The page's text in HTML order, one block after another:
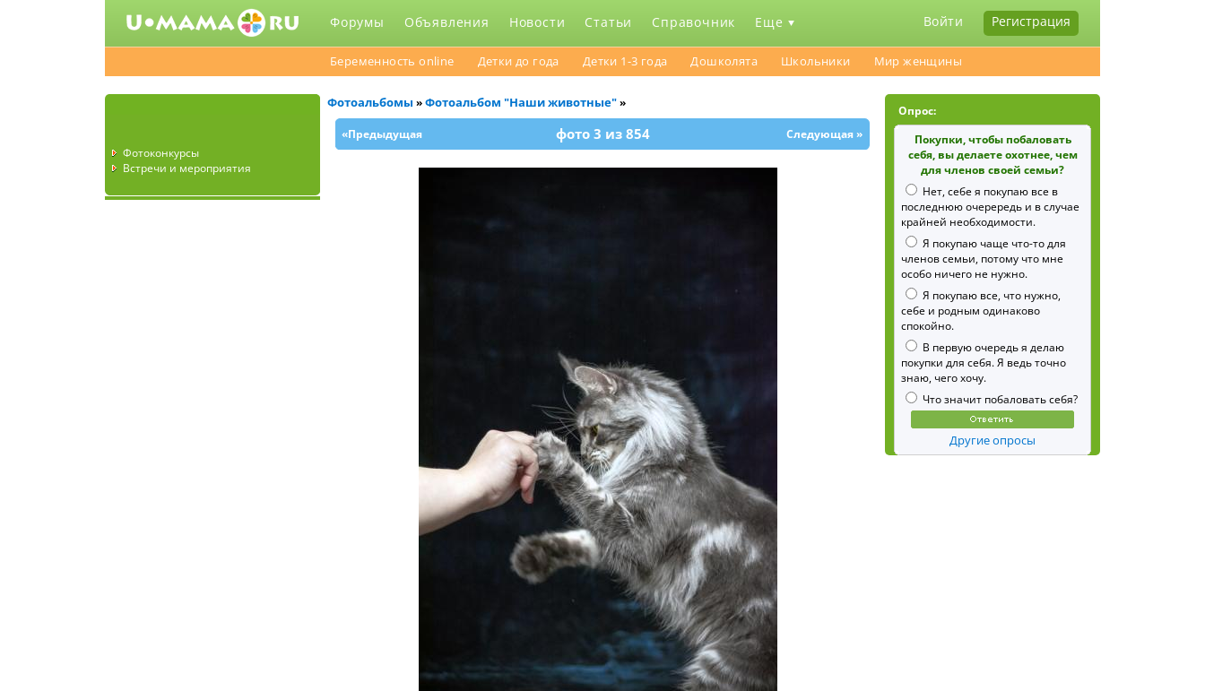
Форумы Объявления Новости Статьи Справочник Еще Войти Регистрация
Беременность online Детки до года Детки 1-3 года Дошколята Школьники Мир женщины
Фотоконкурсы
Встречи и мероприятия
Фотоальбомы »Фотоальбом "Наши животные"»
«Предыдущая фото 3 из 854 Следующая »
Опрос:
Покупки, чтобы побаловать
себя, вы делаете охотнее, чем
для членов своей семьи?
Нет, себе я покупаю все в
последнюю очерередь и в случае
крайней необходимости.
Я покупаю чаще что-то для
членов семьи, потому что мне
особо ничего не нужно.
Я покупаю все, что нужно,
себе и родным одинаково
спокойно.
В первую очередь я делаю
покупки для себя. Я ведь точно
знаю, чего хочу.
Что значит побаловать себя?
Другие опросы